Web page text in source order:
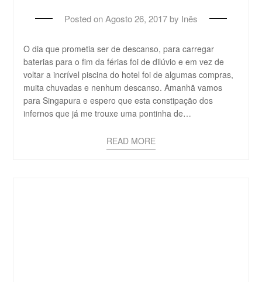
Posted onAgosto 26, 2017 by Inês
O dia que prometia ser de descanso, para carregar
baterias para o fim da férias foi de dilúvio e em vez de
voltar a incrível piscina do hotel foi de algumas compras,
muita chuvadas e nenhum descanso. Amanhã vamos
para Singapura e espero que esta constipação dos
infernos que já me trouxe uma pontinha de…
READ MORE